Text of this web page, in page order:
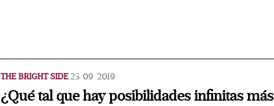
THE BRIGHT SIDE 25/09/2019
¿Qué tal que hay posibilidades infinitas más